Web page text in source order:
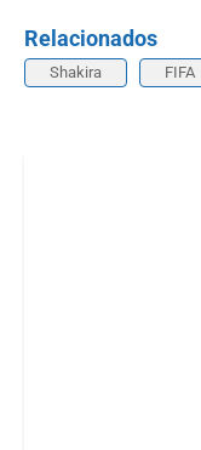
Relacionados
Shakira FIFA